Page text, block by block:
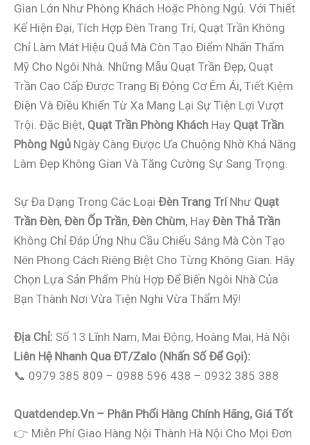
Gian Lớn Như Phòng Khách Hoặc Phòng Ngủ. Với Thiết
Kế Hiện Đại, Tích Hợp Đèn Trang Trí, Quạt Trần Không
Chỉ Làm Mát Hiệu Quả Mà Còn Tạo Điểm Nhấn Thẩm
Mỹ Cho Ngôi Nhà. Những Mẫu Quạt Trần Đẹp, Quạt
Trần Cao Cấp Được Trang Bị Động Cơ Êm Ái, Tiết Kiệm
Điện Và Điều Khiển Từ Xa Mang Lại Sự Tiện Lợi Vượt
Trội. Đặc Biệt, Quạt Trần Phòng Khách Hay Quạt Trần
Phòng Ngủ Ngày Càng Được Ưa Chuộng Nhờ Khả Năng
Làm Đẹp Không Gian Và Tăng Cường Sự Sang Trọng.
Sự Đa Dạng Trong Các Loại Đèn Trang TríNhư Quạt
Trần Đèn, Đèn Ốp Trần, Đèn Chùm, Hay Đèn Thả Trần
Không Chỉ Đáp Ứng Nhu Cầu Chiếu Sáng Mà Còn Tạo
Nên Phong Cách Riêng Biệt Cho Từng Không Gian. Hãy
Chọn Lựa Sản Phẩm Phù Hợp Để Biến Ngôi Nhà Của
Bạn Thành Nơi Vừa Tiện Nghi Vừa Thẩm Mỹ!
Địa Chỉ: Số 13 Lĩnh Nam, Mai Động, Hoàng Mai, Hà Nội
Liên Hệ Nhanh Qua ĐT/Zalo (nhấn Số Để Gọi):
📞 0979 385 809 – 0988 596 438 – 0932 385 388
Quatdendep.vn – Phân Phối Hàng Chính Hãng, Giá Tốt
👉 Miễn Phí Giao Hàng Nội Thành Hà Nội Cho Mọi Đơn